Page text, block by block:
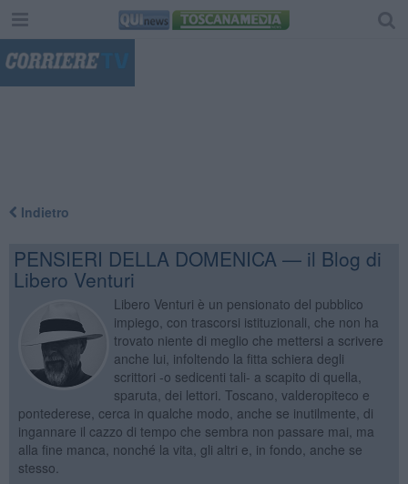
Indietro
PENSIERI DELLA DOMENICA — il Blog di
Libero Venturi
Libero Venturi è un pensionato del pubblico
impiego, con trascorsi istituzionali, che non ha
trovato niente di meglio che mettersi a scrivere
anche lui, infoltendo la fitta schiera degli
scrittori -o sedicenti tali- a scapito di quella,
sparuta, dei lettori. Toscano, valderopiteco e
pontederese, cerca in qualche modo, anche se inutilmente, di
ingannare il cazzo di tempo che sembra non passare mai, ma
alla fine manca, nonché la vita, gli altri e, in fondo, anche se
stesso.